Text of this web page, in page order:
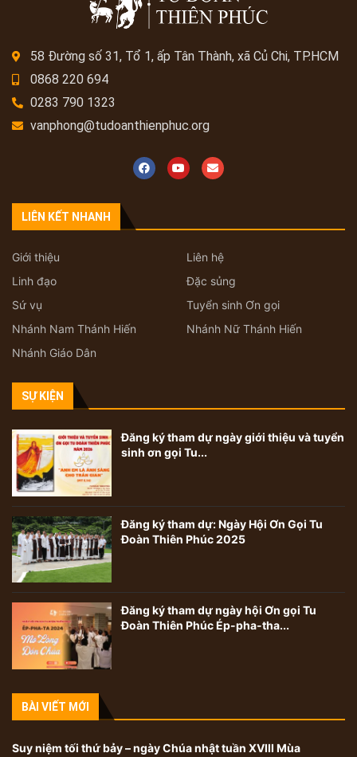
58 Đường số 31, Tổ 1, ấp Tân Thành, xã Củ Chi, TP.HCM
0868 220 694
0283 790 1323
vanphong@tudoanthienphuc.org
LIÊN KẾT NHANH
Giới thiệu
Liên hệ
Linh đạo
Đặc sủng
Sứ vụ
Tuyển sinh Ơn gọi
Nhánh Nam Thánh Hiến
Nhánh Nữ Thánh Hiến
Nhánh Giáo Dân
SỰ KIỆN
Đăng ký tham dự ngày giới thiệu và tuyển
sinh ơn gọi Tu...
Đăng ký tham dự: Ngày Hội Ơn Gọi Tu
Đoàn Thiên Phúc 2025
Đăng ký tham dự ngày hội Ơn gọi Tu
Đoàn Thiên Phúc Ép-pha-tha...
BÀI VIẾT MỚI
Suy niệm tối thứ bảy – ngày Chúa nhật tuần XVIII Mùa